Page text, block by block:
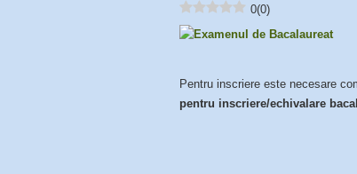
0(0)
Pentru inscriere este necesare
pentru inscriere/echivalare